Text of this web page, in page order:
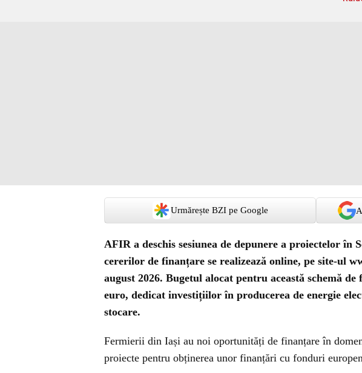
Urmărește BZI pe Google
AFIR a deschis sesiunea de depunere a proiectelor în
cererilor de finanțare se realizează online, pe site-ul
august 2026. Bugetul alocat pentru această schemă
euro, dedicat investițiilor în producerea de energie
stocare.
Fermierii din Iași au noi oportunități de finanțare în
proiecte pentru obținerea unor finanțări cu fonduri